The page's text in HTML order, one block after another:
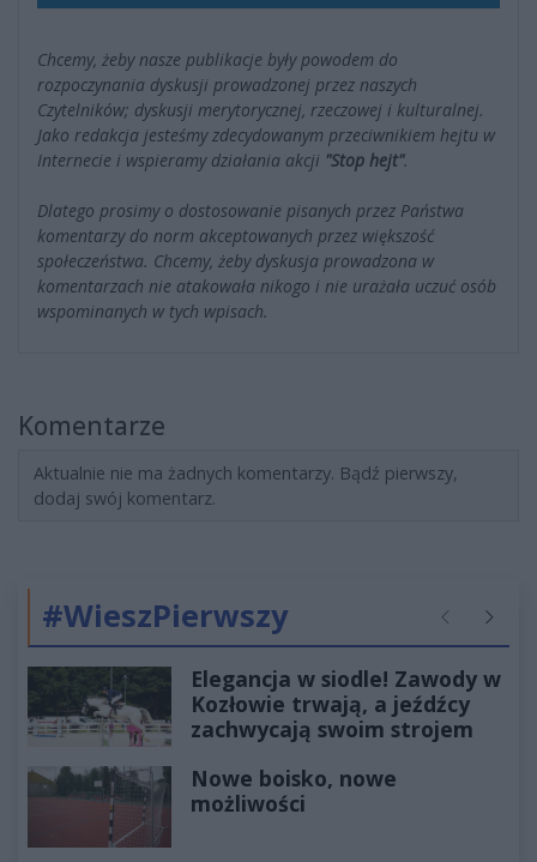
Chcemy, żeby nasze publikacje były powodem do
rozpoczynania dyskusji prowadzonej przez naszych
Czytelników; dyskusji merytorycznej, rzeczowej i kulturalnej.
Jako redakcja jesteśmy zdecydowanym przeciwnikiem hejtu w
Internecie i wspieramy działania akcji "Stop hejt".
Dlatego prosimy o dostosowanie pisanych przez Państwa
komentarzy do norm akceptowanych przez większość
społeczeństwa. Chcemy, żeby dyskusja prowadzona w
komentarzach nie atakowała nikogo i nie urażała uczuć osób
wspominanych w tych wpisach.
Komentarze
Aktualnie nie ma żadnych komentarzy. Bądź pierwszy,
dodaj swój komentarz.
#WieszPierwszy Poprzednie
Elegancja w siodle! Zawody w
Kozłowie trwają, a jeźdźcy
zachwycają swoim strojem
Nowe boisko, nowe
możliwości